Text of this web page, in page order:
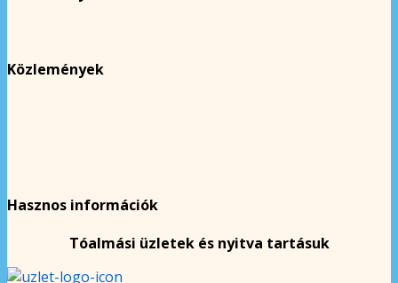
Közlemények
Hasznos információk
Tóalmási üzletek és nyitva tartásuk